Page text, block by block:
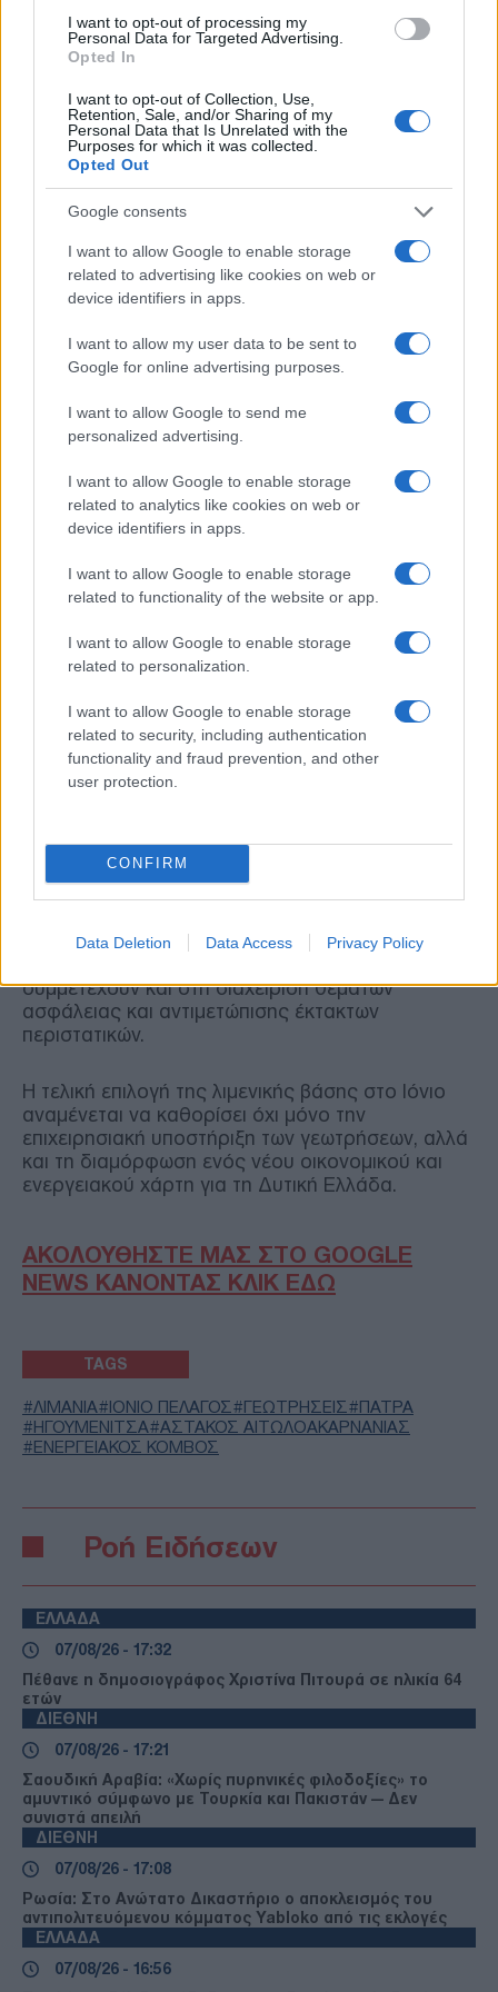
I want to opt-out of processing my
Personal Data for Targeted Advertising.
Opted In
I want to opt-out of Collection, Use,
Retention, Sale, and/or Sharing of my
Personal Data that Is Unrelated with the
Purposes for which it was collected.
Opted Out
Google consents
I want to allow Google to enable storage
related to advertising like cookies on web or
device identifiers in apps.
I want to allow my user data to be sent to
Google for online advertising purposes.
I want to allow Google to send me
personalized advertising.
I want to allow Google to enable storage
related to analytics like cookies on web or
device identifiers in apps.
I want to allow Google to enable storage
related to functionality of the website or app.
I want to allow Google to enable storage
related to personalization.
I want to allow Google to enable storage
related to security, including authentication
functionality and fraud prevention, and other
user protection.
CONFIRM
Data Deletion Data Access Privacy Policy
Παράλληλα, ιδιαίτερο ενδιαφέρον παρουσιάζει
και η εταιρική δομή του λιμένα, καθώς η
μέσω της συμμετοχής της Alpha Bank και της
Τράπεζας Πειραιώς στην Astakos Terminal A.E.
Την ίδια ώρα, κομβικό ρόλο στις υπεράκτιες
δραστηριότητες καλούνται να διαδραματίσουν
και τα ελληνικά πλοία υποστήριξης. Ο πρόεδρος
της Ελληνικής Ένωσης Πλοιοκτητών Ρυμουλκών,
Ναυαγοσωστικών και Αντιρρυπαντικών Πλοίων,
Παύλος Ξηραδάκης, επισημαίνει ότι η ελληνική
ναυτιλιακή κοινότητα διαθέτει την εμπειρία και
Όπως αναφέρει, τα supply vessels αποτελούν
μεταφέροντας καύσιμα, νερό, εξοπλισμό και
συμμετέχουν και στη διαχείριση θεμάτων
ασφάλειας και αντιμετώπισης έκτακτων
περιστατικών.
Η τελική επιλογή της λιμενικής βάσης στο Ιόνιο
αναμένεται να καθορίσει όχι μόνο την
επιχειρησιακή υποστήριξη των γεωτρήσεων, αλλά
και τη διαμόρφωση ενός νέου οικονομικού και
ενεργειακού χάρτη για τη Δυτική Ελλάδα.
ΑΚΟΛΟΥΘΗΣΤΕ ΜΑΣ ΣΤΟ GOOGLE
NEWS ΚΑΝΟΝΤΑΣ ΚΛΙΚ ΕΔΩ
TAGS
ΛΙΜΑΝΙΑ ΙΟΝΙΟ ΠΕΛΑΓΟΣ ΓΕΩΤΡΗΣΕΙΣ
ΠΑΤΡΑ
ΗΓΟΥΜΕΝΙΤΣΑ
ΑΣΤΑΚΟΣ ΑΙΤΩΛΟΑΚΑΡΝΑΝΙΑΣ
ΕΝΕΡΓΕΙΑΚΟΣ ΚΟΜΒΟΣ
Ροή Ειδήσεων
ΕΛΛΑΔΑ
07/08/26 - 17:32
Πέθανε η δημοσιογράφος Χριστίνα Πιτουρά σε ηλικία 64
ετών
ΔΙΕΘΝΗ
07/08/26 - 17:21
Σαουδική Αραβία: «Χωρίς πυρηνικές φιλοδοξίες» το
αμυντικό σύμφωνο με Τουρκία και Πακιστάν — Δεν
συνιστά απειλή
ΔΙΕΘΝΗ
07/08/26 - 17:08
Ρωσία: Στο Ανώτατο Δικαστήριο ο αποκλεισμός του
αντιπολιτευόμενου κόμματος Yabloko από τις εκλογές
ΕΛΛΑΔΑ
07/08/26 - 16:56